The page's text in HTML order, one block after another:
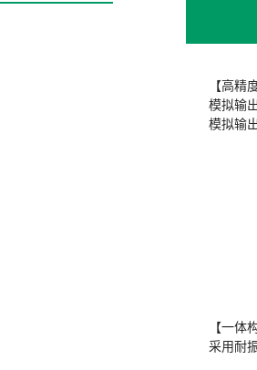
【高精
模拟输
模拟输
【一体
采用耐